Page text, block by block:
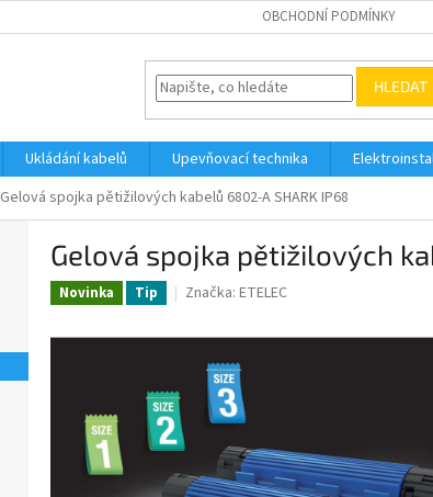
OBCHODNÍ PODMÍNKY
HLEDAT
Ukládání kabelů Upevňovací technika
Gelová spojka pětižilových kabelů 6802-A SHARK IP68
Gelová spojka pětižilových
Novinka Tip Značka: ETELEC